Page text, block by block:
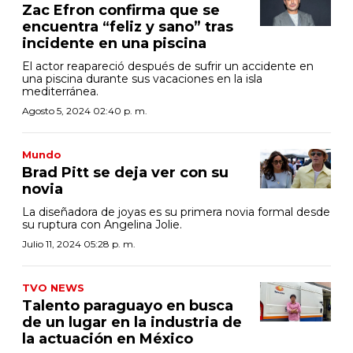
Zac Efron confirma que se
encuentra “feliz y sano” tras
incidente en una piscina
El actor reapareció después de sufrir un accidente en
una piscina durante sus vacaciones en la isla
mediterránea.
Agosto 5, 2024 02:40 p. m.
Mundo
Brad Pitt se deja ver con su
novia
La diseñadora de joyas es su primera novia formal desde
su ruptura con Angelina Jolie.
Julio 11, 2024 05:28 p. m.
TVO NEWS
Talento paraguayo en busca
de un lugar en la industria de
la actuación en México